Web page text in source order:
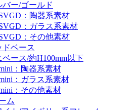
ー/ゴールド
：陶器系素材
：ガラス系素材
：その他素材
ベース
ース/約H100mm以下
：陶器系素材
：ガラス系素材
：その他素材
ム